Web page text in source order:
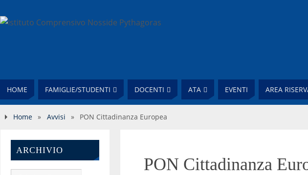
HOME FAMIGLIE/STUDENTI DOCENTI ATA EVENTI AREA
Home » Avvisi » PON Cittadinanza Europea
PON Cittadinanza
ARCHIVIO